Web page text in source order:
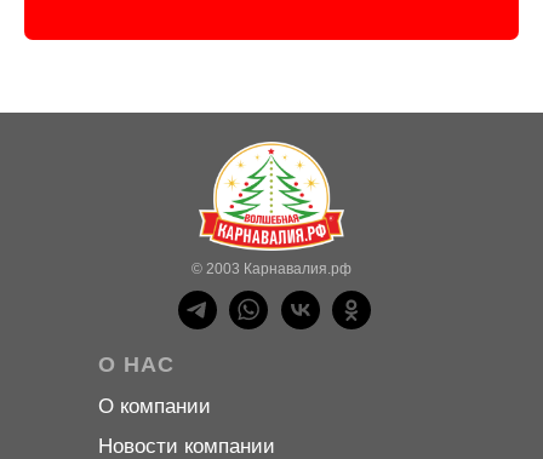
О НАС
© 2003 Карнавалия.рф
О компании
Новости компании